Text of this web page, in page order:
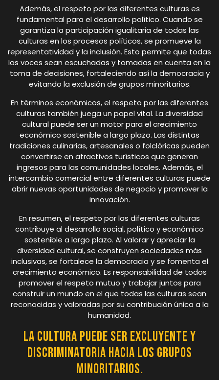
Además, el respeto por las diferentes culturas es
fundamental para el desarrollo político. Cuando se
garantiza la participación igualitaria de todas las
culturas en los procesos políticos, se promueve la
representatividad y la inclusión. Esto permite que todas
las voces sean escuchadas y tomadas en cuenta en la
toma de decisiones, fortaleciendo así la democracia y
evitando la exclusión de grupos minoritarios.
En términos económicos, el respeto por las diferentes
culturas también juega un papel vital. La diversidad
cultural puede ser un motor para el crecimiento
económico sostenible a largo plazo. Las distintas
tradiciones culinarias, artesanales o folclóricas pueden
convertirse en atractivos turísticos que generan
ingresos para las comunidades locales. Además, el
intercambio comercial entre diferentes culturas puede
abrir nuevas oportunidades de negocio y promover la
innovación.
En resumen, el respeto por las diferentes culturas
contribuye al desarrollo social, político y económico
sostenible a largo plazo. Al valorar y apreciar la
diversidad cultural, se construyen sociedades más
inclusivas, se fortalece la democracia y se fomenta el
crecimiento económico. Es responsabilidad de todos
promover el respeto mutuo y trabajar juntos para
construir un mundo en el que todas las culturas sean
reconocidas y valoradas por su contribución única a la
humanidad.
La cultura puede ser excluyente y
discriminatoria hacia los grupos
minoritarios.